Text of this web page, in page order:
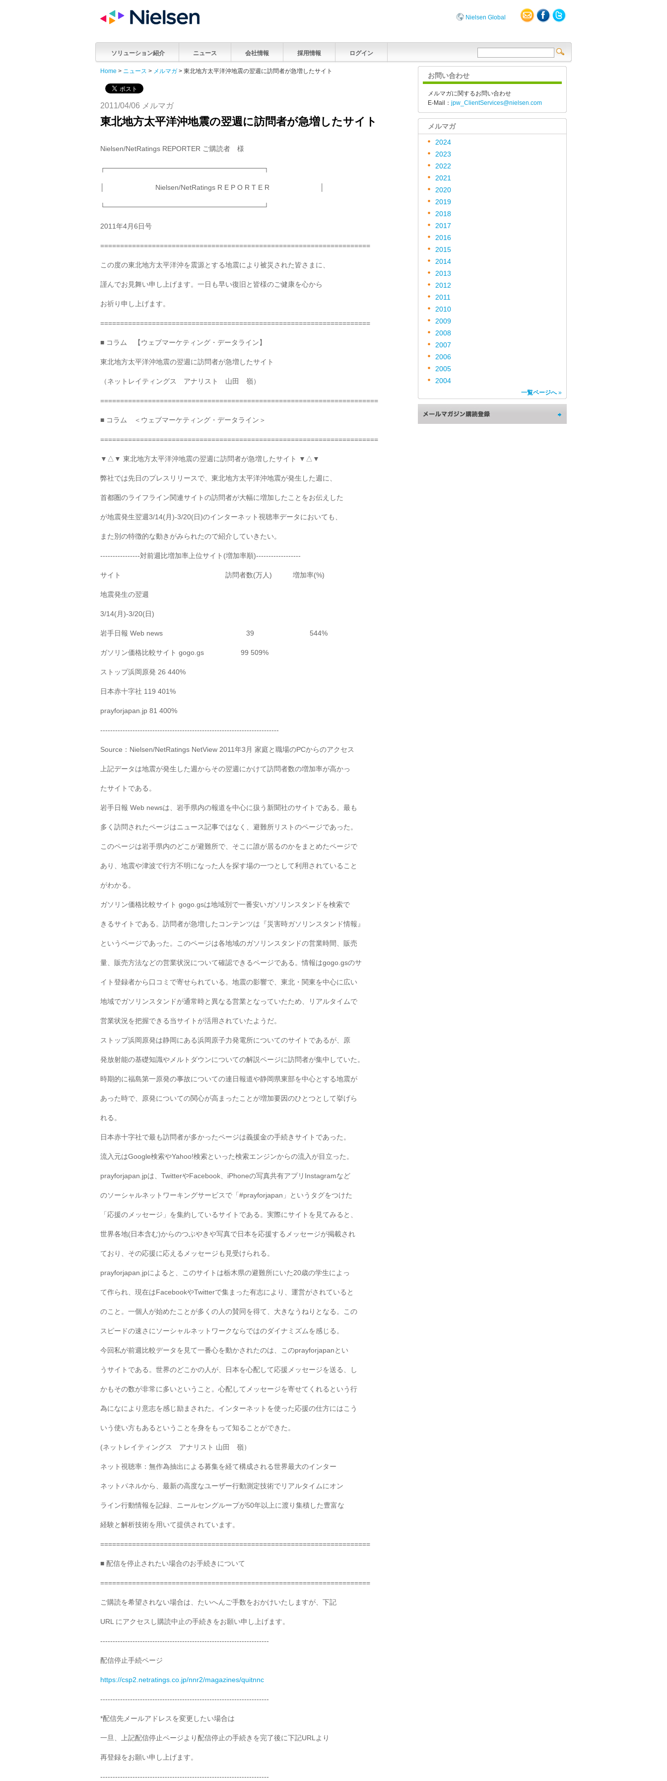
Nielsen Global
ソリューション紹介 ニュース 会社情報 採用情報 ログイン
Home > ニュース > メルマガ > 東北地方太平洋沖地震の翌週に訪問者が急増したサイト
2011/04/06 メルマガ
東北地方太平洋沖地震の翌週に訪問者が急増したサイト
Nielsen/NetRatings REPORTER ご購読者 様
┌────────────────────────────────┐
│ Nielsen/NetRatings R E P O R T E R │
└────────────────────────────────┘
2011年4月6日号
====================================================================
この度の東北地方太平洋沖を震源とする地震により被災された皆さまに、
謹んでお見舞い申し上げます。一日も早い復旧と皆様のご健康を心から
お祈り申し上げます。
====================================================================
■ コラム 【ウェブマーケティング・データライン】
東北地方太平洋沖地震の翌週に訪問者が急増したサイト
（ネットレイティングス アナリスト 山田 嶺）
======================================================================
■ コラム ＜ウェブマーケティング・データライン＞
======================================================================
▼△▼ 東北地方太平洋沖地震の翌週に訪問者が急増したサイト ▼△▼
弊社では先日のプレスリリースで、東北地方太平洋沖地震が発生した週に、
首都圏のライフライン関連サイトの訪問者が大幅に増加したことをお伝えした
が地震発生翌週3/14(月)-3/20(日)のインターネット視聴率データにおいても、
また別の特徴的な動きがみられたので紹介していきたい。
----------------対前週比増加率上位サイト(増加率順)------------------
サイト 訪問者数(万人) 増加率(%)
地震発生の翌週
3/14(月)-3/20(日)
岩手日報 Web news 39 544%
ガソリン価格比較サイト gogo.gs 99 509%
ストップ浜岡原発 26 440%
日本赤十字社 119 401%
prayforjapan.jp 81 400%
------------------------------------------------------------------------
Source：Nielsen/NetRatings NetView 2011年3月 家庭と職場のPCからのアクセス
上記データは地震が発生した週からその翌週にかけて訪問者数の増加率が高かっ
たサイトである。
岩手日報 Web newsは、岩手県内の報道を中心に扱う新聞社のサイトである。最も
多く訪問されたページはニュース記事ではなく、避難所リストのページであった。
このページは岩手県内のどこが避難所で、そこに誰が居るのかをまとめたページで
あり、地震や津波で行方不明になった人を探す場の一つとして利用されていること
がわかる。
ガソリン価格比較サイト gogo.gsは地域別で一番安いガソリンスタンドを検索で
きるサイトである。訪問者が急増したコンテンツは『災害時ガソリンスタンド情報』
というページであった。このページは各地域のガソリンスタンドの営業時間、販売
量、販売方法などの営業状況について確認できるページである。情報はgogo.gsのサ
イト登録者から口コミで寄せられている。地震の影響で、東北・関東を中心に広い
地域でガソリンスタンドが通常時と異なる営業となっていたため、リアルタイムで
営業状況を把握できる当サイトが活用されていたようだ。
ストップ浜岡原発は静岡にある浜岡原子力発電所についてのサイトであるが、原
発放射能の基礎知識やメルトダウンについての解説ページに訪問者が集中していた。
時期的に福島第一原発の事故についての連日報道や静岡県東部を中心とする地震が
あった時で、原発についての関心が高まったことが増加要因のひとつとして挙げら
れる。
日本赤十字社で最も訪問者が多かったページは義援金の手続きサイトであった。
流入元はGoogle検索やYahoo!検索といった検索エンジンからの流入が目立った。
prayforjapan.jpは、TwitterやFacebook、iPhoneの写真共有アプリInstagramなど
のソーシャルネットワーキングサービスで「#prayforjapan」というタグをつけた
「応援のメッセージ」を集約しているサイトである。実際にサイトを見てみると、
世界各地(日本含む)からのつぶやきや写真で日本を応援するメッセージが掲載され
ており、その応援に応えるメッセージも見受けられる。
prayforjapan.jpによると、このサイトは栃木県の避難所にいた20歳の学生によっ
て作られ、現在はFacebookやTwitterで集まった有志により、運営がされていると
のこと。一個人が始めたことが多くの人の賛同を得て、大きなうねりとなる。この
スピードの速さにソーシャルネットワークならではのダイナミズムを感じる。
今回私が前週比較データを見て一番心を動かされたのは、このprayforjapanとい
うサイトである。世界のどこかの人が、日本を心配して応援メッセージを送る、し
かもその数が非常に多いということ。心配してメッセージを寄せてくれるという行
為になにより意志を感じ励まされた。インターネットを使った応援の仕方にはこう
いう使い方もあるということを身をもって知ることができた。
(ネットレイティングス アナリスト 山田 嶺）
ネット視聴率：無作為抽出による募集を経て構成される世界最大のインター
ネットパネルから、最新の高度なユーザー行動測定技術でリアルタイムにオン
ライン行動情報を記録、ニールセングループが50年以上に渡り集積した豊富な
経験と解析技術を用いて提供されています。
====================================================================
■ 配信を停止されたい場合のお手続きについて
====================================================================
ご購読を希望されない場合は、たいへんご手数をおかけいたしますが、下記
URL にアクセスし購読中止の手続きをお願い申し上げます。
--------------------------------------------------------------------
配信停止手続ページ
https://csp2.netratings.co.jp/nnr2/magazines/quitnnc
--------------------------------------------------------------------
*配信先メールアドレスを変更したい場合は
一旦、上記配信停止ページより配信停止の手続きを完了後に下記URLより
再登録をお願い申し上げます。
--------------------------------------------------------------------
お問い合わせ
メルマガに関するお問い合わせ
E-Mail： jpw_ClientServices@nielsen.com
メルマガ
2024
2023
2022
2021
2020
2019
2018
2017
2016
2015
2014
2013
2012
2011
2010
2009
2008
2007
2006
2005
2004
一覧ページへ»